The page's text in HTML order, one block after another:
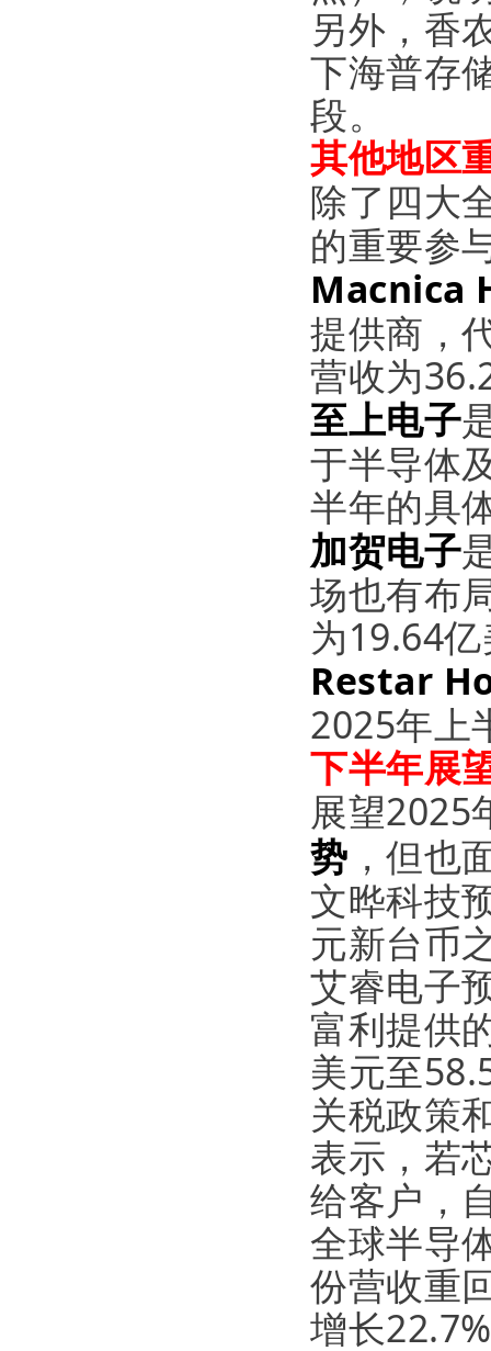
另外，香
下海普存
段。
其他地区
除了四大
的重要参
Macnica
提供商，
营收为
至上电子
于半导体
半年的具
加贺电子
场也有布
为19.64
Restar
2025年上
下半年展
展望2025
势 ，但也
文晔科技
元新台币
艾睿电子
富利提供
美元至
关税政策
表示，若
给客户，
全球半导
份营收重
增长